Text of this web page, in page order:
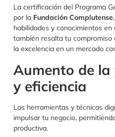
La certificación del Programa
por la Fundación Complutense
habilidades y conocimientos
también resalta tu
la excelencia en un mercado
Aumento de
y eficiencia
Las herramientas y técnicas
impulsar tu negocio,
productiva.